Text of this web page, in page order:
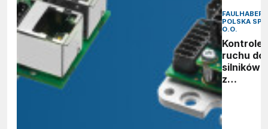
FAULHABER
POLSKA SP.
O.O.
Kontroler
ruchu do
silników
z